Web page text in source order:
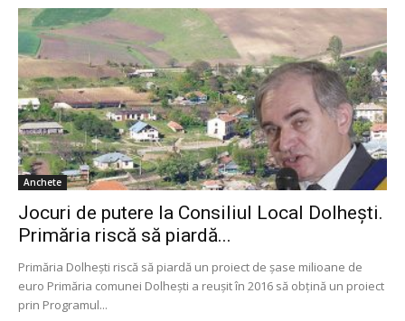
Anchete
Jocuri de putere la Consiliul Local Dolheşti.
Primăria riscă să piardă...
Primăria Dolheşti riscă să piardă un proiect de şase milioane de
euro Primăria comunei Dolheşti a reușit în 2016 să obțină un proiect
prin Programul...